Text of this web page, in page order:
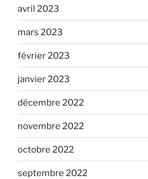
avril 2023
mars 2023
février 2023
janvier 2023
décembre 2022
novembre 2022
octobre 2022
septembre 2022